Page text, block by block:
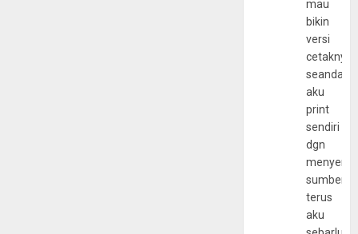
mau
bikin
versi
cetaknya
aku
print
sendiri
dgn
sumber
terus
aku